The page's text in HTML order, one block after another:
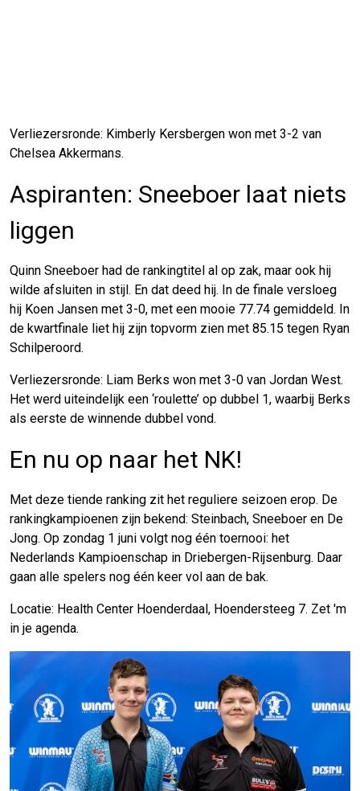
Verliezersronde: Kimberly Kersbergen won met 3-2 van
Chelsea Akkermans.
Aspiranten: Sneeboer laat niets
liggen
Quinn Sneeboer had de rankingtitel al op zak, maar ook hij
wilde afsluiten in stijl. En dat deed hij. In de finale versloeg
hij Koen Jansen met 3-0, met een mooie 77.74 gemiddeld. In
de kwartfinale liet hij zijn topvorm zien met 85.15 tegen Ryan
Schilperoord.
Verliezersronde: Liam Berks won met 3-0 van Jordan West.
Het werd uiteindelijk een ‘roulette’ op dubbel 1, waarbij Berks
als eerste de winnende dubbel vond.
En nu op naar het NK!
Met deze tiende ranking zit het reguliere seizoen erop. De
rankingkampioenen zijn bekend: Steinbach, Sneeboer en De
Jong. Op zondag 1 juni volgt nog één toernooi: het
Nederlands Kampioenschap in Driebergen-Rijsenburg. Daar
gaan alle spelers nog één keer vol aan de bak.
Locatie: Health Center Hoenderdaal, Hoendersteeg 7. Zet 'm
in je agenda.